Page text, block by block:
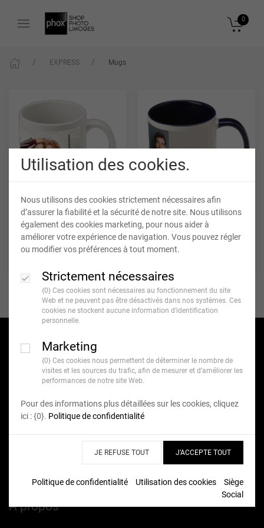
Utilisation des cookies.
Nous utilisons des cookies strictement nécessaires afin
d’assurer la fiabilité et la sécurité de notre site. Nous utilisons
également des cookies marketing, pour nous aider à
améliorer votre expérience de navigation. Vous pouvez régler
ou modifier vos préférences à tout moment.
Strictement nécessaires
{0} Ces cookies sont nécessaires au fonctionnement du site
Web et ne peuvent pas être désactivés dans nos systèmes. Ces
cookies ne stockent aucune information d’identification
personnelle.
Marketing
{0} Ces cookies nous permettent de déterminer le nombre de
visites et les sources du trafic, afin de mesurer et d’améliorer les
performances de notre site Web.
Pour des informations plus détaillées sur les cookies, cliquez
ici : {0}. Politique de confidentialité
JE REFUSE TOUT J’ACCEPTE TOUT
Politique de confidentialité Utilisation des cookies
Siège
Social
0
EXPRESS Mugs
Mugs blanc et couleurs
11,90 €* + D’INFOS
Mugs Blanc & Couleurs à
thème
Aide
Suivi de commande
Questions/Réponses
Contact
À propos